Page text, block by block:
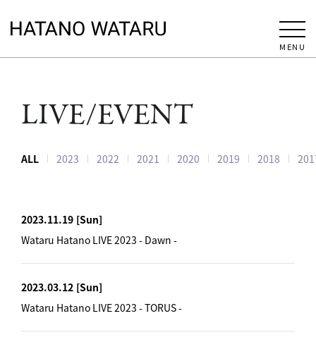
MENU
LIVE/EVENT
ALL 2023 2022 2021 2020 2019 2018
2023.11.19 [Sun]
Wataru Hatano LIVE 2023 - Dawn -
2023.03.12 [Sun]
Wataru Hatano LIVE 2023 - TORUS -